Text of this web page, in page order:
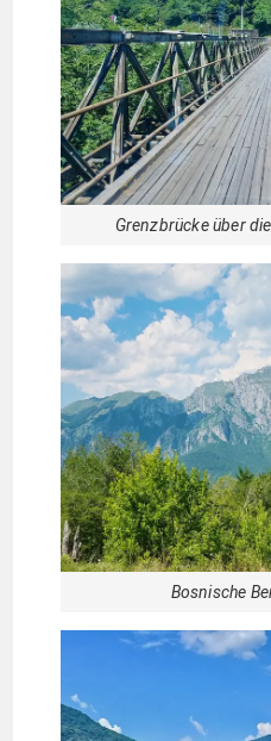
Grenzbrücke über
Bosnische